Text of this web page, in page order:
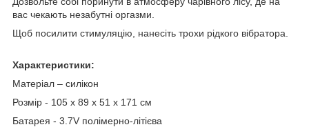
вас чекають незабутні оргазми.
Щоб посилити стимуляцію, нанесіть трохи рідкого вібратора.
Характеристики:
Матеріал – силікон
Розмір - 105 х 89 х 51 х 171 см
Батарея - 3.7V полімерно-літієва